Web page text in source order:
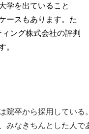
学を出ていること
ースもあります。た
ング株式会社の評判
。
院卒から採用している
みなきちんとした人で